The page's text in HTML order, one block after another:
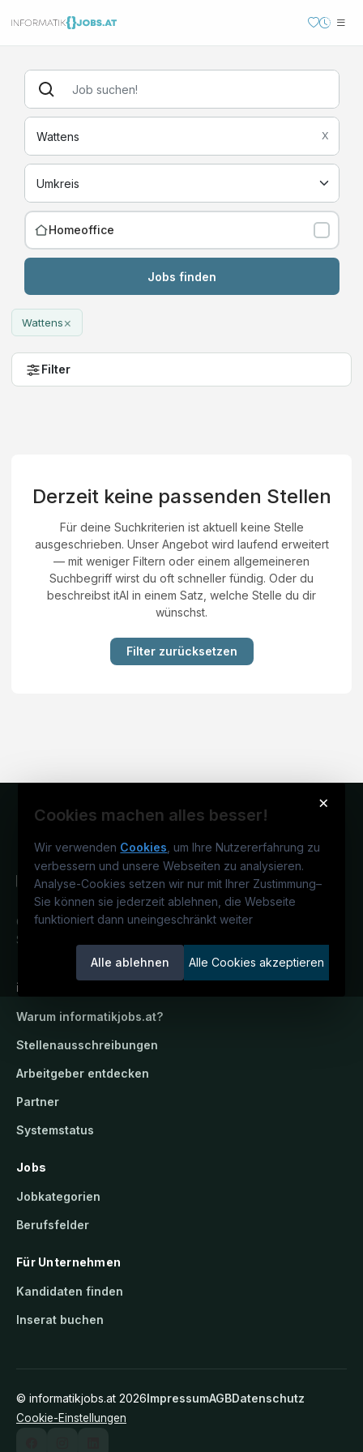
X
Homeoffice
Jobs finden
Wattens×
Filter
Derzeit keine passenden Stellen
Für deine Suchkriterien ist aktuell keine Stelle
ausgeschrieben. Unser Angebot wird laufend erweitert
— mit weniger Filtern oder einem allgemeineren
Suchbegriff wirst du oft schneller fündig. Oder du
beschreibst itAI in einem Satz, welche Stelle du dir
wünschst.
Filter zurücksetzen
×
Cookies machen alles besser!
Wir verwenden Cookies , um Ihre Nutzererfahrung zu
verbessern und unsere Webseiten zu analysieren.
Analyse-Cookies setzen wir nur mit Ihrer Zustimmung–
Sie können sie jederzeit ablehnen, die Webseite
funktioniert dann uneingeschränkt weiter
Alle ablehnen Alle Cookies akzeptieren
Österreichs IT-Karriereportal.Ein
Service der candidatis GmbH.
informatikjobs.at
Warum informatikjobs.at?
Stellenausschreibungen
Arbeitgeber entdecken
Partner
Systemstatus
Jobs
Jobkategorien
Berufsfelder
Für Unternehmen
Kandidaten finden
Inserat buchen
© informatikjobs.at 2026ImpressumAGBDatenschutz
Cookie-Einstellungen